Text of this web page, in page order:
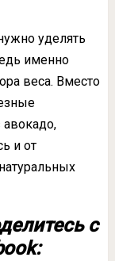
уделять
именно
веса. Вместо
авокадо,
и от
с